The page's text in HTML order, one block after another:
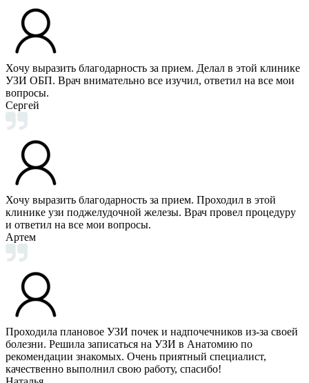
Хочу выразить благодарность за прием. Делал в этой клинике
УЗИ ОБП. Врач внимательно все изучил, ответил на все мои
вопросы.
Сергей
Хочу выразить благодарность за прием. Проходил в этой
клинике узи поджелудочной железы. Врач провел процедуру
и ответил на все мои вопросы.
Артем
Проходила плановое УЗИ почек и надпочечников из-за своей
болезни. Решила записаться на УЗИ в Анатомию по
рекомендации знакомых. Очень приятный специалист,
качественно выполнил свою работу, спасибо!